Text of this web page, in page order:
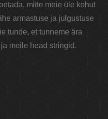
mitte meie üle kohut
armastuse ja julgustuse
tunde, et tunneme ära
meile head stringid.